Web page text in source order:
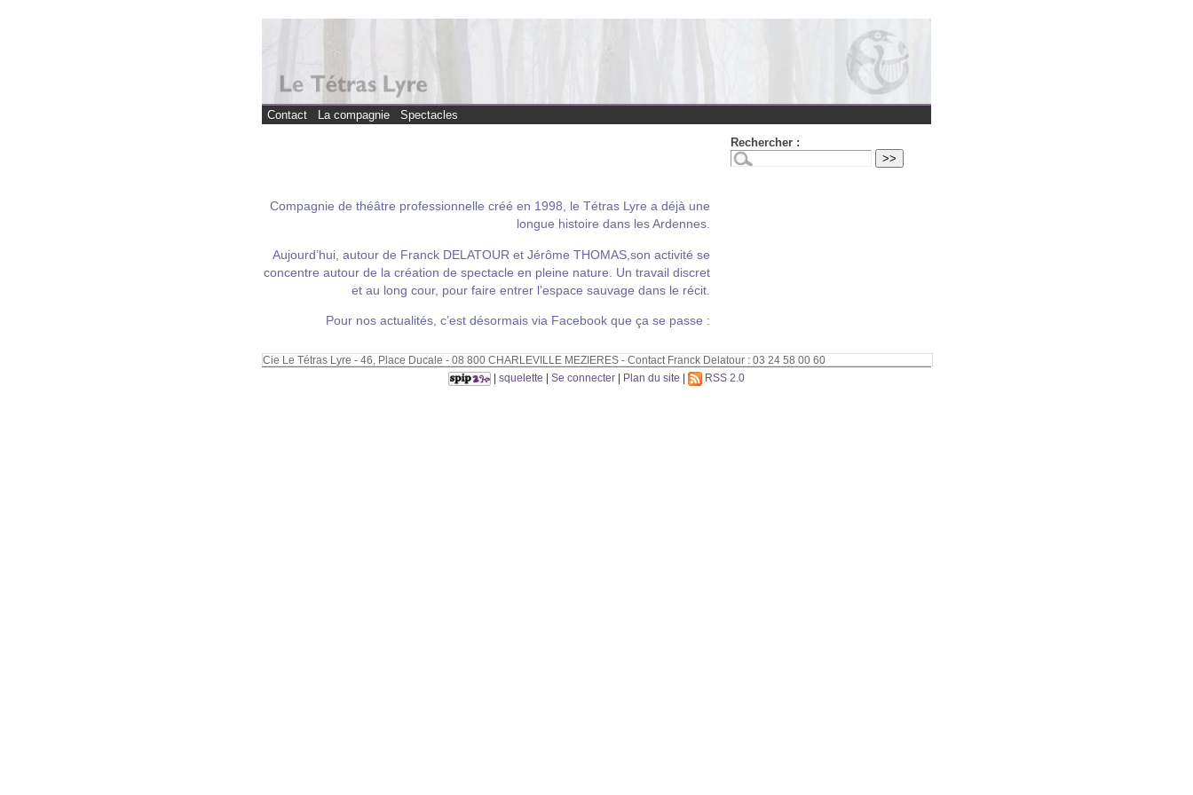
Contact La compagnie Spectacles
Compagnie de théâtre professionnelle créé en 1998, le Tétras Lyre a déjà une
longue histoire dans les Ardennes.
Aujourd’hui, autour de Franck DELATOUR et Jérôme THOMAS,son activité se
concentre autour de la création de spectacle en pleine nature. Un travail discret
et au long cour, pour faire entrer l’espace sauvage dans le récit.
Pour nos actualités, c’est désormais via Facebook que ça se passe :
Rechercher :
Cie Le Tétras Lyre - 46, Place Ducale - 08 800 CHARLEVILLE MEZIERES - Contact Franck Delatour : 03 24 58 00 60
| squelette | Se connecter | Plan du site | RSS 2.0